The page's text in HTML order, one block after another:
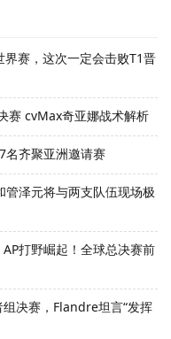
赛，这次一定会击败T1晋
赛 cvMax奇亚娜战术解析
名齐聚亚洲邀请赛
管泽元将与两支队伍现场极
打野崛起！全球总决赛前
决赛，Flandre坦言“发挥